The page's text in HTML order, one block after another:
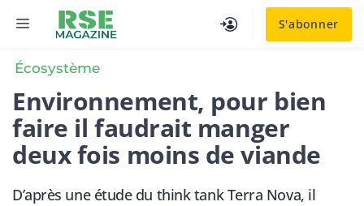
S'abonner
MENU
Écosystème
Environnement, pour bien
faire il faudrait manger
deux fois moins de viande
D’après une étude du think tank Terra Nova, il